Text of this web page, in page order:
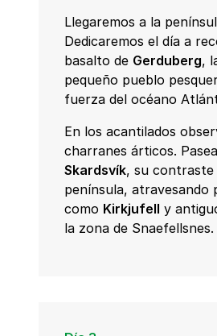
Llegaremos a la
Dedicaremos el día a
basalto de Gerduberg,
pequeño pueblo
fuerza del océano
En los acantilados
charranes árticos.
Skardsvík, su contraste
península, atravesando
como Kirkjufell y
la zona de Snaefellsnes.